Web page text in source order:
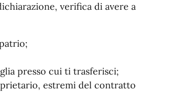
verifica di avere a
presso cui ti trasferisci;
estremi del contratto